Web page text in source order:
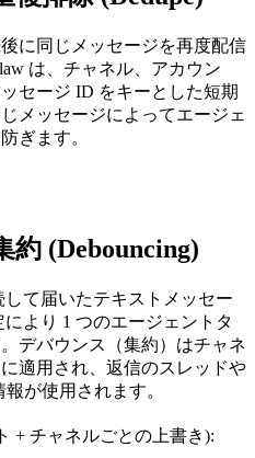
に同じメッセージを再度配信
は、チャネル、アカウン
セージ ID をキーとした短期
メッセージによってエージェ
ぎます。
約 (Debouncing)
て届いたテキストメッセー
により 1 つのエージェントタ
デバウンス（集約）はチャネ
適用され、返信のスレッドや
が使用されます。
+ チャネルごとの上書き):